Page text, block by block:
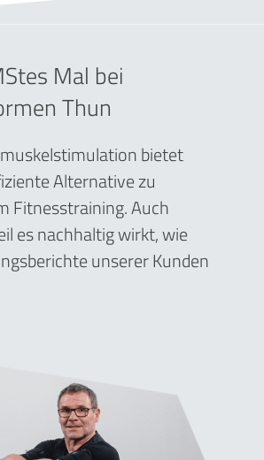
Mal bei
Thun
bietet
Alternative zu
Fitnesstraining. Auch
es nachhaltig wirkt, wie
unserer Kunden